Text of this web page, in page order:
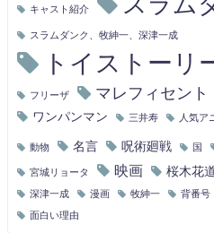
キャスト紹介
スラムダンク、牧紳一、深津一成
トイストーリ
フリーザ マレフィセント
ワンパンマン 三井寿 人気ア
動物 名言 呪術廻戦 国
宮城リョータ 映画 桜木花
深津一成 漫画 牧紳一 背番号
面白い理由